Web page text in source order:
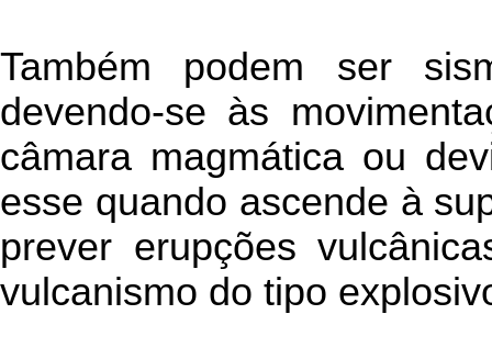
Também podem ser
devendo-se às
câmara magmática ou
esse quando ascende à
prever erupções
vulcanismo do tipo